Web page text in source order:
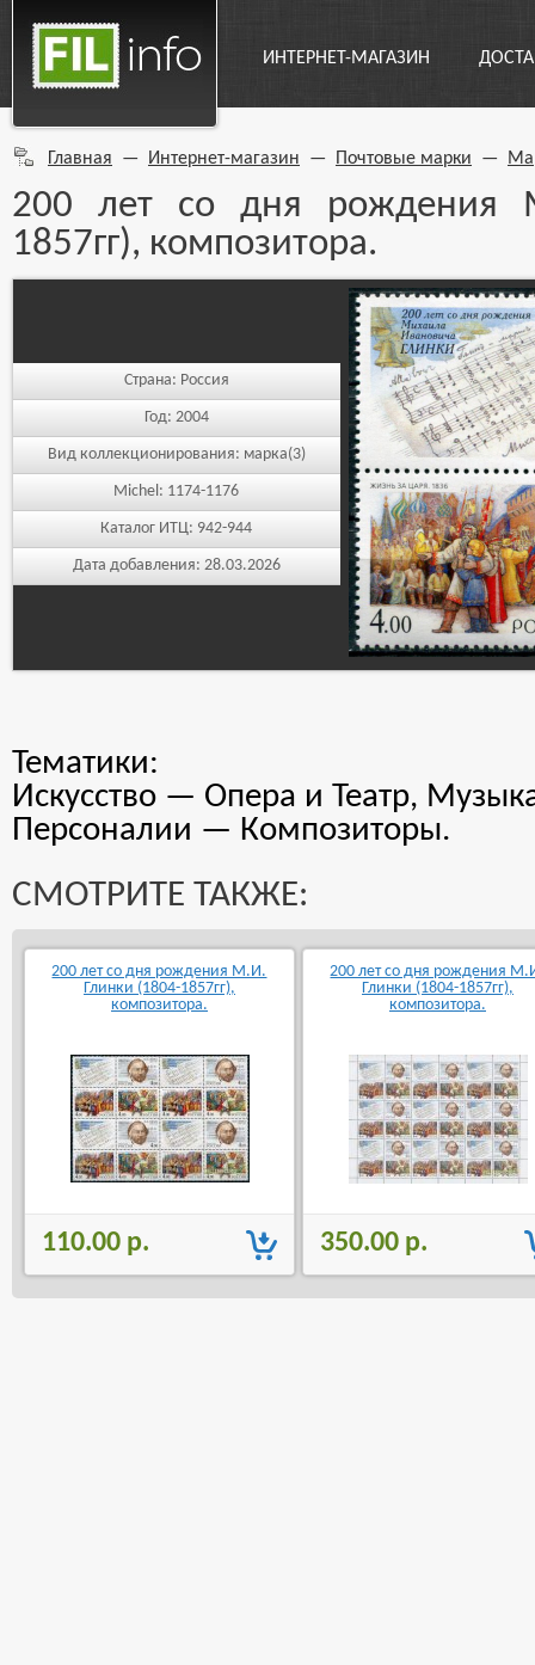
ИНТЕРНЕТ-МАГАЗИН
Главная — Интернет-магазин — Почтовые марки —
200 лет со дня рождения
1857гг), композитора.
Страна: Россия
Год: 2004
Вид коллекционирования: марка(3)
Michel: 1174-1176
Каталог ИТЦ: 942-944
Дата добавления: 28.03.2026
Тематики:
Искусство — Опера и Театр,
Персоналии — Композиторы.
СМОТРИТЕ ТАКЖЕ:
200 лет со дня рождения М.И.
Глинки (1804-1857гг),
композитора.
110.00 р.
200 лет со дня рождения
Глинки (1804-1857гг),
композитора.
350.00 р.